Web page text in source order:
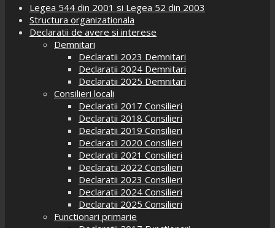
Legea 544 din 2001 si Legea 52 din 2003
Structura organizationala
Declaratii de avere si interese
Demnitari
Declaratii 2023 Demnitari
Declaratii 2024 Demnitari
Declaratii 2025 Demnitari
Consilieri locali
Declaratii 2017 Consilieri
Declaratii 2018 Consilieri
Declaratii 2019 Consilieri
Declaratii 2020 Consilieri
Declaratii 2021 Consilieri
Declaratii 2022 Consilieri
Declaratii 2023 Consilieri
Declaratii 2024 Consilieri
Declaratii 2025 Consilieri
Functionari primarie